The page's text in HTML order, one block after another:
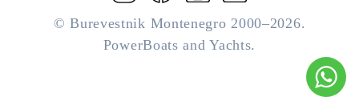
© Burevestnik Montenegro 2000–2026.
PowerBoats and Yachts.